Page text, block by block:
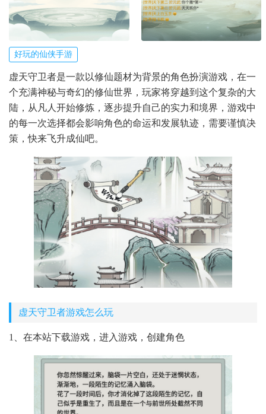
好玩的仙侠手游
虚天守卫者是一款以修仙题材为背景的角色扮演游戏，在一
个充满神秘与奇幻的修仙世界，玩家将穿越到这个复杂的大
陆，从凡人开始修炼，逐步提升自己的实力和境界，游戏中
的每一次选择都会影响角色的命运和发展轨迹，需要谨慎决
策，快来飞升成仙吧。
虚天守卫者游戏怎么玩
1、在本站下载游戏，进入游戏，创建角色